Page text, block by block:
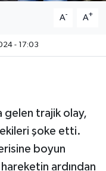
A- A+
- 17:03
gelen trajik olay,
şoke etti.
boyun
ardından